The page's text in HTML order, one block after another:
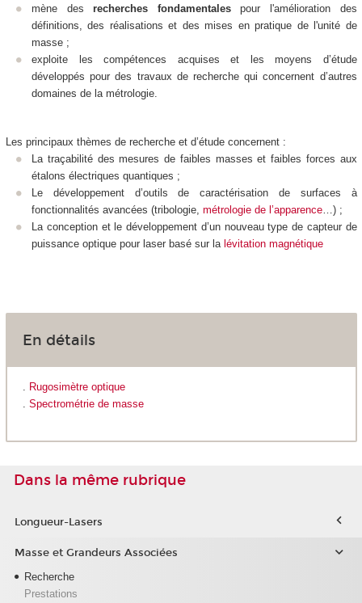
mène desrecherches fondamentalespour l'amélioration des
définitions, des réalisations et des mises en pratique de l'unité de
masse ;
exploite les compétences acquises et les moyens d’étude
développés pour des travaux de recherche qui concernent d’autres
domaines de la métrologie.
Les principaux thèmes de recherche et d’étude concernent :
La traçabilité des mesures de faibles masses et faibles forces aux
étalons électriques quantiques ;
Le développement d’outils de caractérisation de surfaces à
fonctionnalités avancées (tribologie, métrologie de l’apparence …) ;
La conception et le développement d’un nouveau type de capteur de
puissance optique pour laser basé sur la lévitation magnétique
En détails
. Rugosimètre optique
. Spectrométrie de masse
Dans la même rubrique
Longueur-Lasers
Masse et Grandeurs Associées
Recherche
Prestations